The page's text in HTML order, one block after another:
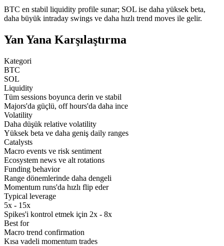
BTC en stabil liquidity profile sunar; SOL ise daha yüksek beta,
daha büyük intraday swings ve daha hızlı trend moves ile gelir.
Yan Yana Karşılaştırma
Kategori
BTC
SOL
Liquidity
Tüm sessions boyunca derin ve stabil
Majors'da güçlü, off hours'da daha ince
Volatility
Daha düşük relative volatility
Yüksek beta ve daha geniş daily ranges
Catalysts
Macro events ve risk sentiment
Ecosystem news ve alt rotations
Funding behavior
Range dönemlerinde daha dengeli
Momentum runs'da hızlı flip eder
Typical leverage
5x - 15x
Spikes'i kontrol etmek için 2x - 8x
Best for
Macro trend confirmation
Kısa vadeli momentum trades